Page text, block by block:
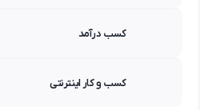
کسب درآمد
کسب و کار اینترنتی